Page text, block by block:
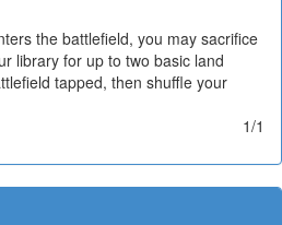
the battlefield, you may sacrifice
library for up to two basic land
tapped, then shuffle your
1/1